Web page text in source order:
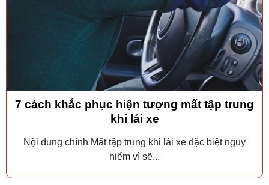
7 cách khắc phục hiện tượng mất tập trung
khi lái xe
Nội dung chính Mất tập trung khi lái xe đặc biệt nguy
hiểm vì sẽ...